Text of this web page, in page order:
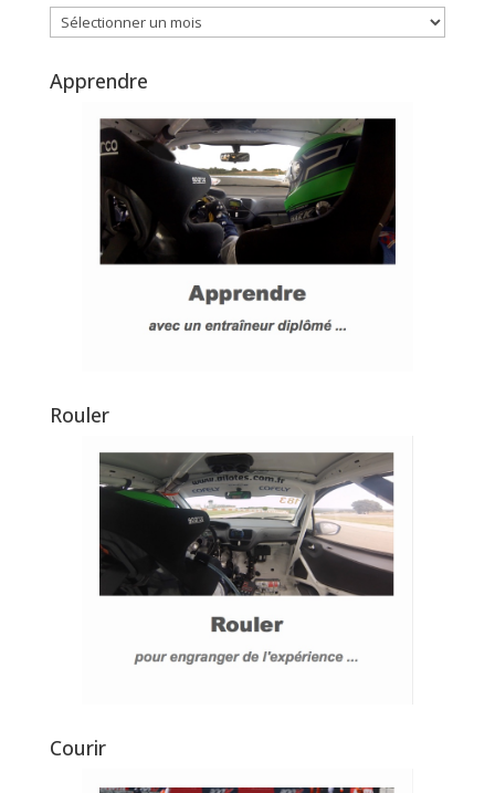
Archives
Apprendre
Rouler
Courir